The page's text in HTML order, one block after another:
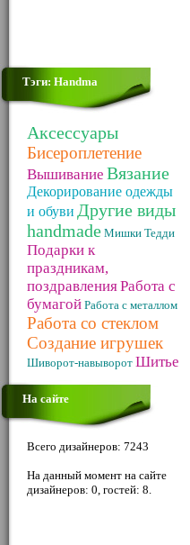
Тэги: Handma
Аксессуары
Бисероплетение
Вышивание Вязание
Декорирование одежды
и обуви Другие виды
handmade Мишки Тедди
Подарки к
праздникам,
поздравленияРабота с
бумагой Работа с металлом
Работа со стеклом
Создание игрушек
Шиворот-навыворот Шитье
На сайте
Всего дизайнеров: 7243
На данный момент на сайте
дизайнеров: 0, гостей: 8.